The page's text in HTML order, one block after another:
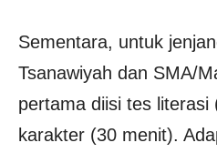
Sementara, untuk
Tsanawiyah dan SMA/
pertama diisi tes literasi
karakter (30 menit).